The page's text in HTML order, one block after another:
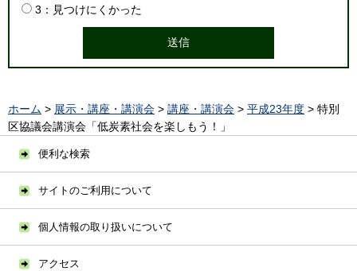
3：見つけにくかった
ホーム > 展示・講座・講演会 > 講座・講演会 > 平成23年度 > 特別
区協議会講演会「低炭素社会を楽しもう！」
便利な検索
サイトのご利用について
個人情報の取り扱いについて
アクセス